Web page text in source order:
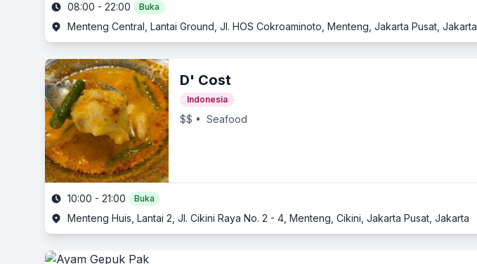
08:00 - 22:00 Buka
Menteng Central, Lantai Ground, Jl. HOS Cokroaminoto, Menteng, Jakarta Pusat, Jakarta
D' Cost
Indonesia
$$ • Seafood
10:00 - 21:00 Buka
Menteng Huis, Lantai 2, Jl. Cikini Raya No. 2 - 4, Menteng, Cikini, Jakarta Pusat, Jakarta